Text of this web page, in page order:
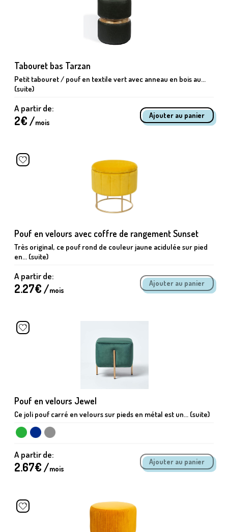
Tabouret bas Tarzan
Petit tabouret / pouf en textile vert avec anneau en bois au...
(suite)
A partir de:
2€ /mois
Pouf en velours avec coffre de rangement Sunset
Très original, ce pouf rond de couleur jaune acidulée sur pied
en... (suite)
A partir de:
2.27€ /mois
Pouf en velours Jewel
Ce joli pouf carré en velours sur pieds en métal est un... (suite)
A partir de:
2.67€ /mois